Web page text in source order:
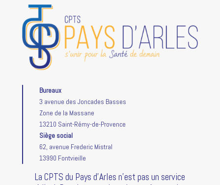
Bureaux
3 avenue des Joncades Basses
Zone de la Massane
13210 Saint-Rémy-de-Provence
Siège social
62, avenue Frederic Mistral
13990 Fontvieille
La CPTS du Pays d’Arles n’est pas un service